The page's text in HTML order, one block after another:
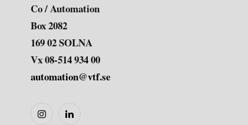
Co / Automation
Box 2082
169 02 SOLNA
Vx 08-514 934 00
automation@vtf.se
InstagramLinkedIn